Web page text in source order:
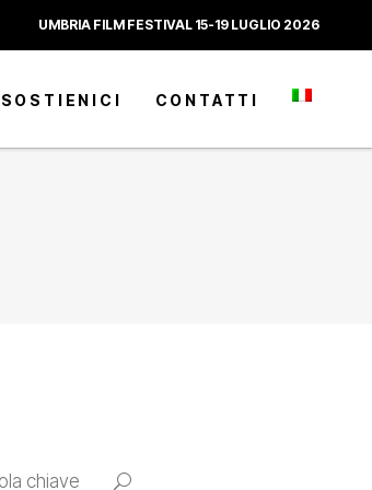
UMBRIA FILM FESTIVAL 15-19 LUGLIO 2026
SOSTIENICI CONTATTI